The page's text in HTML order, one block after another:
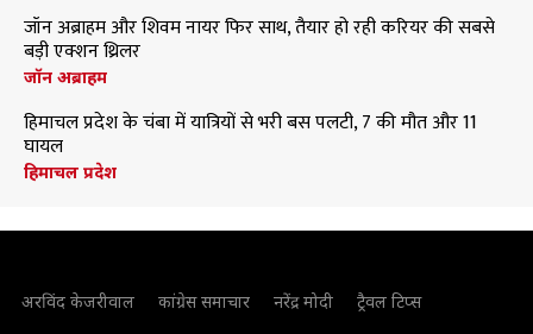
जॉन अब्राहम और शिवम नायर फिर साथ, तैयार हो रही करियर की सबसे
बड़ी एक्शन थ्रिलर
जॉन अब्राहम
हिमाचल प्रदेश के चंबा में यात्रियों से भरी बस पलटी, 7 की मौत और 11
घायल
हिमाचल प्रदेश
अरविंद केजरीवाल कांग्रेस समाचार नरेंद्र मोदी
ट्रैवल टिप्स